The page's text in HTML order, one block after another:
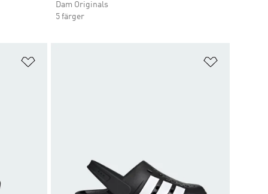
Dam Originals
5 färger